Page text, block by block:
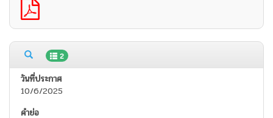
2
10/6/2025